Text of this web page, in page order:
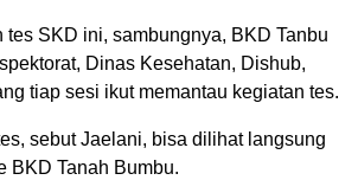
tes SKD ini, sambungnya, BKD Tanbu
Dinas Kesehatan, Dishub,
tiap sesi ikut memantau kegiatan tes.
sebut Jaelani, bisa dilihat langsung
BKD Tanah Bumbu.